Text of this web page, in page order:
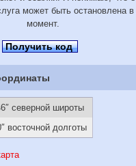
может быть остановлена
момент.
Получить код
северной широты
восточной долготы